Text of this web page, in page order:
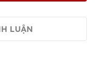
LUẬN